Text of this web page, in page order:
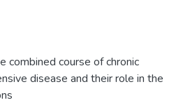
combined course of chronic
disease and their role in the